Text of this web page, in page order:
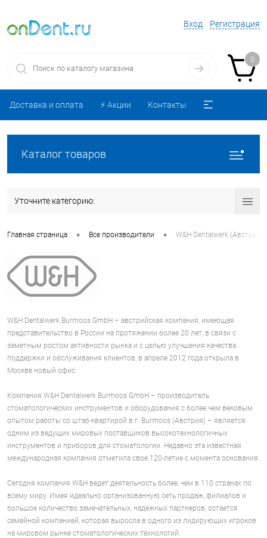
Вход Регистрация
0
Доставка и оплата ⚡️ Акции Контакты
Каталог товаров
Уточните категорию:
Главная страница • Все производители • W&H Dentalwerk
W&H Dentalwerk Burmoos GmbH – австрийская компания, имеющая
представительство в России на протяжении более 20 лет, в связи с
заметным ростом активности рынка и с целью улучшения качества
поддержки и обслуживания клиентов, в апреле 2012 года открыла в
Москве новый офис.
Компания W&H Dentalwerk Burmoos GmbH – производитель
стоматологических инструментов и оборудования с более чем вековым
опытом работы со штаб-квартирой в г. Burmoos (Австрия) – является
одним из ведущих мировых поставщиков высокотехнологичных
инструментов и приборов для стоматологии. Недавно эта известная
международная компания отметила свое 120-летие с момента основания.
Сегодня компания W&H ведет деятельность более, чем в 110 странах по
всему миру. Имея идеально организованную сеть продаж, филиалов и
большое количество замечательных, надежных партнеров, остается
семейной компанией, которая выросла в одного из лидирующих игроков
на мировом рынке стоматологических технологий.